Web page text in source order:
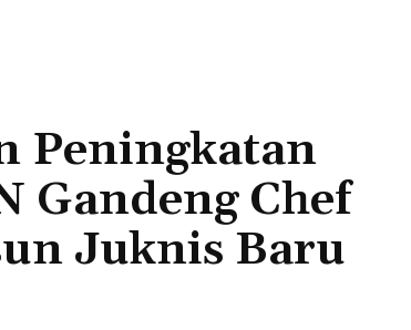
Peningkatan
Gandeng Chef
Juknis Baru